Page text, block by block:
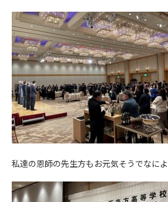
私達の恩師の先生方もお元気そうでなに